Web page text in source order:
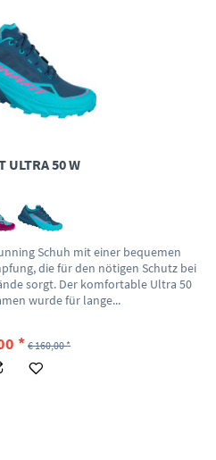
ULTRA 50 W
Schuh mit einer bequemen
die für den nötigen Schutz bei
sorgt. Der komfortable Ultra 50
wurde für lange...
* € 160,00 *